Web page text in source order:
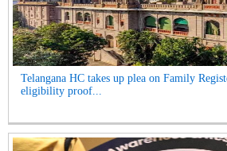
Telangana HC takes up plea on Family
eligibility proof...